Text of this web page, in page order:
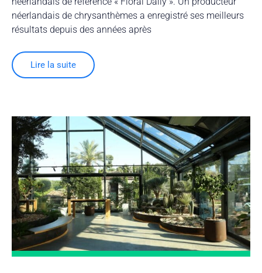
néerlandais de chrysanthèmes a enregistré ses meilleurs
résultats depuis des années après
Lire la suite